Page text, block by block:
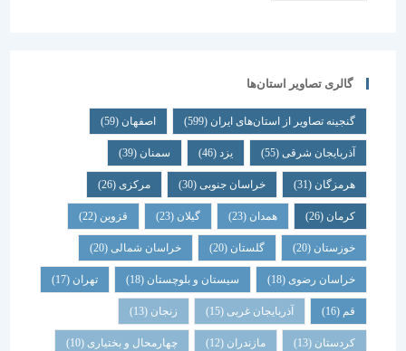
گالری تصاویر استان‌ها
گنجینه تصاویر از استان‌های ایران(599) اصفهان (59)
آذربایجان شرقی(55) یزد سمنان (39)
هرمزگان(31) خراسان جنوبی(30) مرکزی (26)
همدان گیلان قزوین
خوزستان(20) گلستان (20) خراسان شمالی(20)
خراسان رضوی(18) سیستان و بلوچستان(18) تهران
آذربایجان غربی(15) زنجان
کردستان(13) مازندران(12) چهارمحال و بختیاری (10)